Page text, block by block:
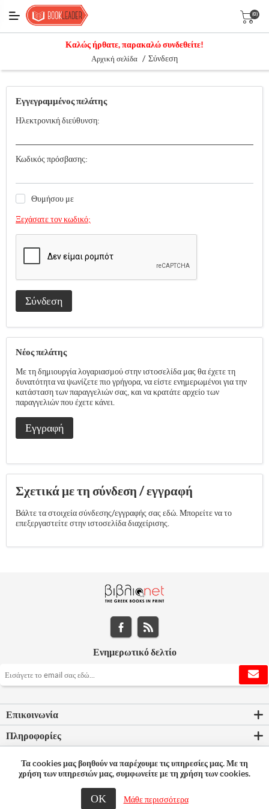
(0)
Καλώς ήρθατε, παρακαλώ συνδεθείτε!
Αρχική σελίδα / Σύνδεση
Εγγεγραμμένος πελάτης
Ηλεκτρονική διεύθυνση:
Κωδικός πρόσβασης:
Θυμήσου με
Ξεχάσατε τον κωδικό;
Σύνδεση
Νέος πελάτης
Με τη δημιουργία λογαριασμού στην ιστοσελίδα μας θα έχετε τη
δυνατότητα να ψωνίζετε πιο γρήγορα, να είστε ενημερωμένοι για την
κατάσταση των παραγγελιών σας, και να κρατάτε αρχείο των
παραγγελιών που έχετε κάνει.
Εγγραφή
Σχετικά με τη σύνδεση / εγγραφή
Βάλτε τα στοιχεία σύνδεσης/εγγραφής σας εδώ. Μπορείτε να το
επεξεργαστείτε στην ιστοσελίδα διαχείρισης.
Ενημερωτικό δελτίο
Επικοινωνία
Πληροφορίες
Ο λογαριασμός μου
© 2026 Bookleader
Τα cookies μας βοηθούν να παρέχουμε τις υπηρεσίες μας. Με τη
χρήση των υπηρεσιών μας, συμφωνείτε με τη χρήση των cookies.
ΟΚ Μάθε περισσότερα